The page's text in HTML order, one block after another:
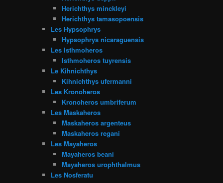
Herichthys minckleyi
Herichthys tamasopoensis
Les Hypsophrys
Hypsophrys nicaraguensis
Les Isthmoheros
Isthmoheros tuyrensis
Le Kihnichthys
Kihnichthys ufermanni
Les Kronoheros
Kronoheros umbriferum
Les Maskaheros
Maskaheros argenteus
Maskaheros regani
Les Mayaheros
Mayaheros beani
Mayaheros urophthalmus
Les Nosferatu